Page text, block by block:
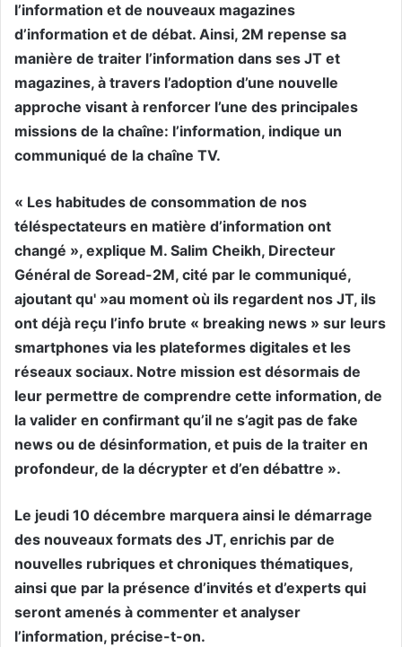
l’information et de nouveaux magazines
d’information et de débat. Ainsi, 2M repense sa
manière de traiter l’information dans ses JT et
magazines, à travers l’adoption d’une nouvelle
approche visant à renforcer l’une des principales
missions de la chaîne: l’information, indique un
communiqué de la chaîne TV.
« Les habitudes de consommation de nos
téléspectateurs en matière d’information ont
changé », explique M. Salim Cheikh, Directeur
Général de Soread-2M, cité par le communiqué,
ajoutant qu' »au moment où ils regardent nos JT, ils
ont déjà reçu l’info brute « breaking news » sur leurs
smartphones via les plateformes digitales et les
réseaux sociaux. Notre mission est désormais de
leur permettre de comprendre cette information, de
la valider en confirmant qu’il ne s’agit pas de fake
news ou de désinformation, et puis de la traiter en
profondeur, de la décrypter et d’en débattre ».
Le jeudi 10 décembre marquera ainsi le démarrage
des nouveaux formats des JT, enrichis par de
nouvelles rubriques et chroniques thématiques,
ainsi que par la présence d’invités et d’experts qui
seront amenés à commenter et analyser
l’information, précise-t-on.